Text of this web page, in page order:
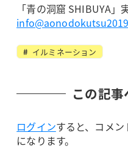
「青の洞窟 SHIBUYA」
イルミネーション
この記
ログインすると、コメ
になります。